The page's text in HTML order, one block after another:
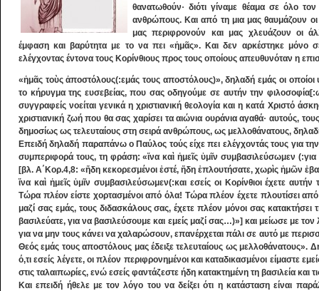
θανατωθούν· διότι γίναμε θέαμα σε όλο
ανθρώπους. Και από τη μια μας θαυμάζουν
μας περιφρονούν και μας χλευάζουν οι
έμφαση και βαρύτητα με το να πει «ἡμᾶς». Και δεν αρκέστηκε μόνο
ελέγχοντας έντονα τους Κορίνθιους προς τους οποίους απευθυνόταν η
«ἡμᾶς τοὺς ἀποστόλους(:εμάς τους αποστόλους)», δηλαδή εμάς οι
το κήρυγμα της ευσεβείας, που σας οδηγούμε σε αυτήν την
συγγραφείς νοείται γενικά η χριστιανική θεολογία και η κατά Χριστό
χριστιανική ζωή που θα σας χαρίσει τα αιώνια ουράνια αγαθά· αυτούς,
δημοσίως ως τελευταίους στη σειρά ανθρώπους, ως μελλοθάνατους,
Επειδή δηλαδή παραπάνω ο Παύλος τούς είχε πει ελέγχοντάς τους για
συμπεριφορά τους, τη φράση: «ἵνα καὶ ἡμεῖς ὑμῖν συμβασιλεύσωμεν (:για
[βλ. Α΄Κορ.4,8: «ἤδη κεκορεσμένοι ἐστέ, ἤδη ἐπλουτήσατε, χωρὶς ἡμῶν
ἵνα καὶ ἡμεῖς ὑμῖν συμβασιλεύσωμεν(:και εσείς οι Κορίνθιοι έχετε αυτήν
Τώρα πλέον είστε χορτασμένοι από όλα! Τώρα πλέον έχετε πλουτίσει από
μαζί σας εμάς, τους διδασκάλους σας, έχετε πλέον μόνοι σας
βασιλεύατε, για να βασιλεύσουμε και εμείς μαζί σας…)»] και μείωσε με
για να μην τους κάνει να χαλαρώσουν, επανέρχεται πάλι σε αυτό με
Θεός εμάς τους αποστόλους μας έδειξε τελευταίους ως μελλοθάνατους».
ό,τι εσείς λέγετε, οι πλέον περιφρονημένοι και καταδικασμένοι είμαστε
στις ταλαιπωρίες, ενώ εσείς φαντάζεστε ήδη κατακτημένη τη βασιλεία και
Και επειδή ήθελε με τον λόγο του να δείξει ότι η κατάσταση είναι